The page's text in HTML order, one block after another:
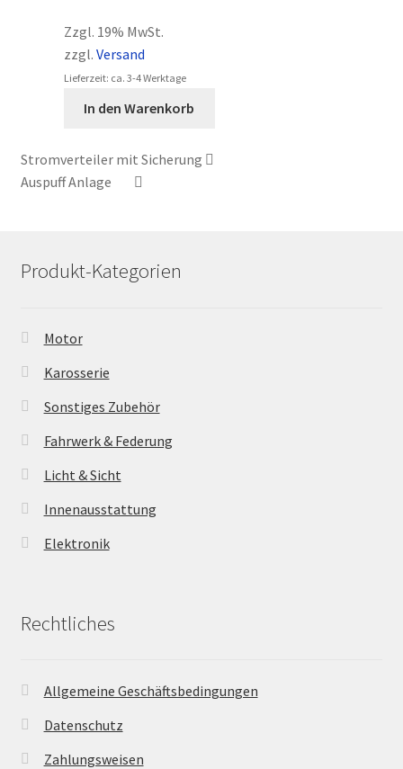
Zzgl. 19% MwSt.
zzgl. Versand
Lieferzeit: ca. 3-4 Werktage
In den Warenkorb
Stromverteiler mit Sicherung
Auspuff Anlage
Produkt-Kategorien
Motor
Karosserie
Sonstiges Zubehör
Fahrwerk & Federung
Licht & Sicht
Innenausstattung
Elektronik
Rechtliches
Allgemeine Geschäftsbedingungen
Datenschutz
Zahlungsweisen